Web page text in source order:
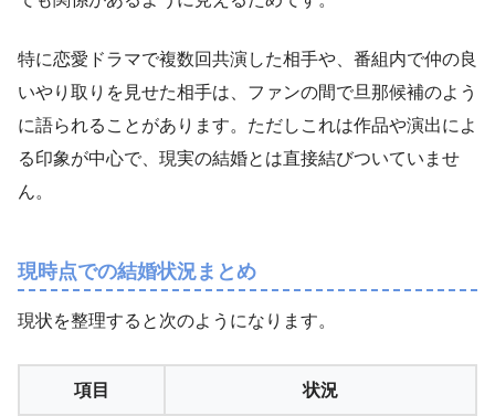
特に恋愛ドラマで複数回共演した相手や、番組内で仲の良
いやり取りを見せた相手は、ファンの間で旦那候補のよう
に語られることがあります。ただしこれは作品や演出によ
る印象が中心で、現実の結婚とは直接結びついていませ
ん。
現時点での結婚状況まとめ
現状を整理すると次のようになります。
項目 状況